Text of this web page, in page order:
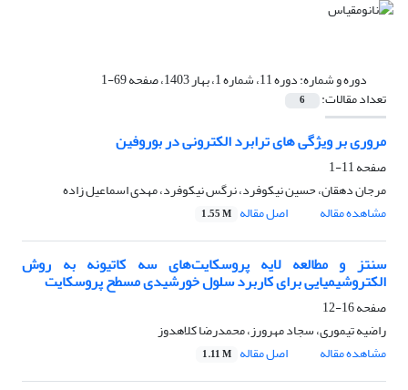
دوره و شماره:دوره 11، شماره 1، بهار 1403، صفحه 69-1
تعداد مقالات: 6
مروری بر ویژگی های ترابرد الکترونی در بوروفین
صفحه11-1
مرجان دهقان، حسین نیکوفرد، نرگس نیکوفرد، مهدی اسماعیل زاده
مشاهده مقاله
اصل مقاله 1.55 M
سنتز و مطالعه لایه پروسکایت‌های سه کاتیونه به روش
الکتروشیمیایی برای کاربرد سلول خورشیدی مسطح پروسکایت
صفحه16-12
راضیه تیموری، سجاد مهرورز، محمدرضا کلاهدوز
مشاهده مقاله
اصل مقاله 1.11 M